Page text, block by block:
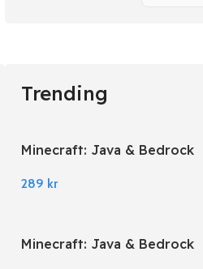
Trending
Minecraft: Java & Bedrock
289 kr
Minecraft: Java & Bedrock